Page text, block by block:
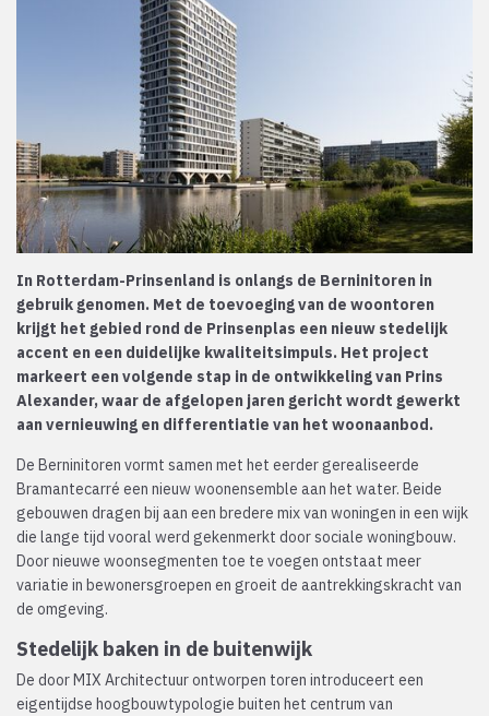
In Rotterdam-Prinsenland is onlangs de Berninitoren in
gebruik genomen. Met de toevoeging van de woontoren
krijgt het gebied rond de Prinsenplas een nieuw stedelijk
accent en een duidelijke kwaliteitsimpuls. Het project
markeert een volgende stap in de ontwikkeling van Prins
Alexander, waar de afgelopen jaren gericht wordt gewerkt
aan vernieuwing en differentiatie van het woonaanbod.
De Berninitoren vormt samen met het eerder gerealiseerde
Bramantecarré een nieuw woonensemble aan het water. Beide
gebouwen dragen bij aan een bredere mix van woningen in een wijk
die lange tijd vooral werd gekenmerkt door sociale woningbouw.
Door nieuwe woonsegmenten toe te voegen ontstaat meer
variatie in bewonersgroepen en groeit de aantrekkingskracht van
de omgeving.
Stedelijk baken in de buitenwijk
De door MIX Architectuur ontworpen toren introduceert een
eigentijdse hoogbouwtypologie buiten het centrum van